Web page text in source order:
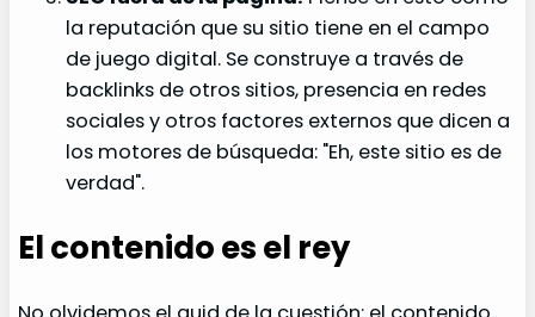
la reputación que su sitio tiene en el campo
de juego digital. Se construye a través de
backlinks de otros sitios, presencia en redes
sociales y otros factores externos que dicen a
los motores de búsqueda: "Eh, este sitio es de
verdad".
El contenido es el rey